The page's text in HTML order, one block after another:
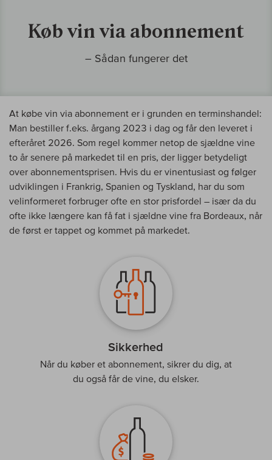
Køb vin via abonnement
– Sådan fungerer det
At købe vin via abonnement er i grunden en terminshandel:
Man bestiller f.eks. årgang 2023 i dag og får den leveret i
efteråret 2026. Som regel kommer netop de sjældne vine
to år senere på markedet til en pris, der ligger betydeligt
over abonnementsprisen. Hvis du er vinentusiast og følger
udviklingen i Frankrig, Spanien og Tyskland, har du som
velinformeret forbruger ofte en stor prisfordel – især da du
ofte ikke længere kan få fat i sjældne vine fra Bordeaux, når
de først er tappet og kommet på markedet.
Sikkerhed
Når du køber et abonnement, sikrer du dig, at
du også får de vine, du elsker.